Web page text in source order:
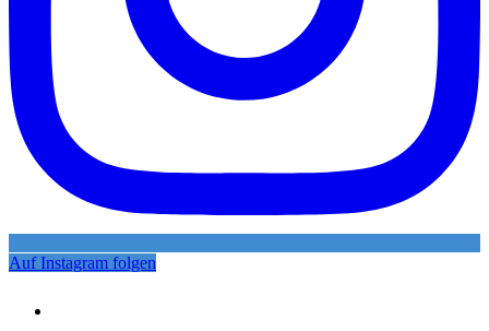
Auf Instagram folgen